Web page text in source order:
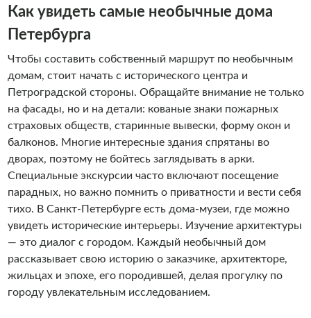
Как увидеть самые необычные дома
Петербурга
Чтобы составить собственный маршрут по необычным
домам, стоит начать с исторического центра и
Петроградской стороны. Обращайте внимание не только
на фасады, но и на детали: кованые знаки пожарных
страховых обществ, старинные вывески, форму окон и
балконов. Многие интересные здания спрятаны во
дворах, поэтому не бойтесь заглядывать в арки.
Специальные экскурсии часто включают посещение
парадных, но важно помнить о приватности и вести себя
тихо. В Санкт-Петербурге есть дома-музеи, где можно
увидеть исторические интерьеры. Изучение архитектуры
— это диалог с городом. Каждый необычный дом
рассказывает свою историю о заказчике, архитекторе,
жильцах и эпохе, его породившей, делая прогулку по
городу увлекательным исследованием.